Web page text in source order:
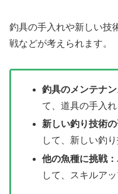
釣具の手入れや新しい技
戦などが考えられます。
釣具のメンテナン
て、道具の手入れ
新しい釣り技術の
して、新しい釣り
他の魚種に挑戦：
して、スキルアッ